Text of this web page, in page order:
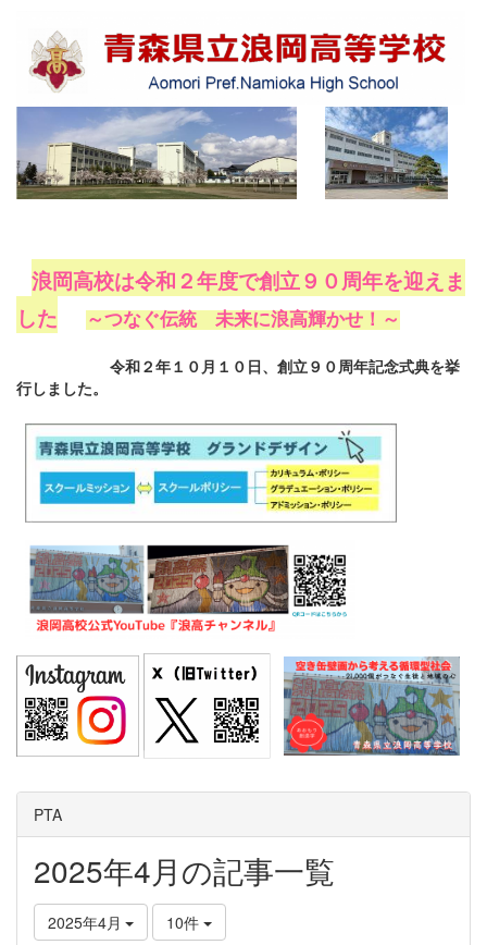
浪岡高校は令和２年度で創立９０周年を迎えま
した
～つなぐ伝統 未来に浪高輝かせ！～
令和２年１０月１０日、創立９０周年記念式典を挙
行しました。
PTA
2025年4月の記事一覧
2025年4月 10件